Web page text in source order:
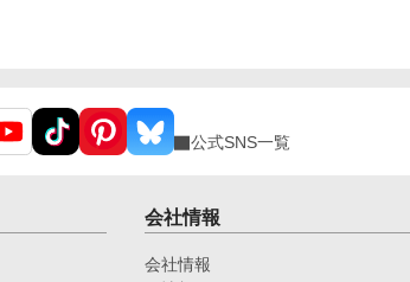
公式SNS一覧
会社情報
会社情報